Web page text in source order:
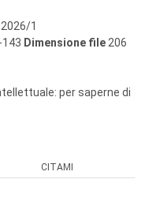
2026/1
143 Dimensione file 206
per saperne di
CITAMI